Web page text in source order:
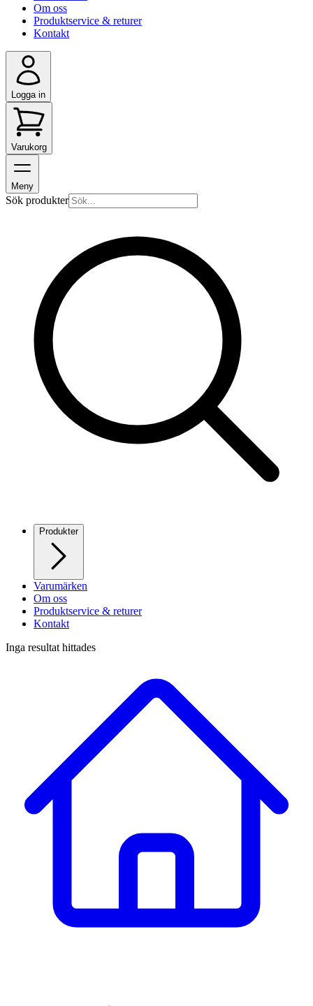
Om oss
Produktservice & returer
Kontakt
Logga in
Varukorg
Meny
Sök produkter
Produkter
Varumärken
Om oss
Produktservice & returer
Kontakt
Inga resultat hittades